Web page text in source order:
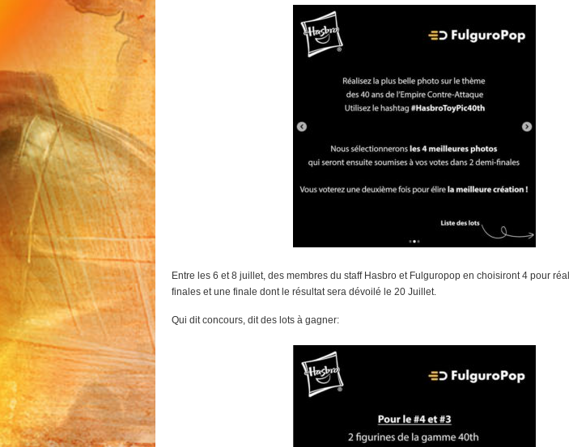
Entre les 6 et 8 juillet, des membres du staff Hasbro et Fulguropop en choisiront 4 pour
finales et une finale dont le résultat sera dévoilé le 20 Juillet.
Qui dit concours, dit des lots à gagner: